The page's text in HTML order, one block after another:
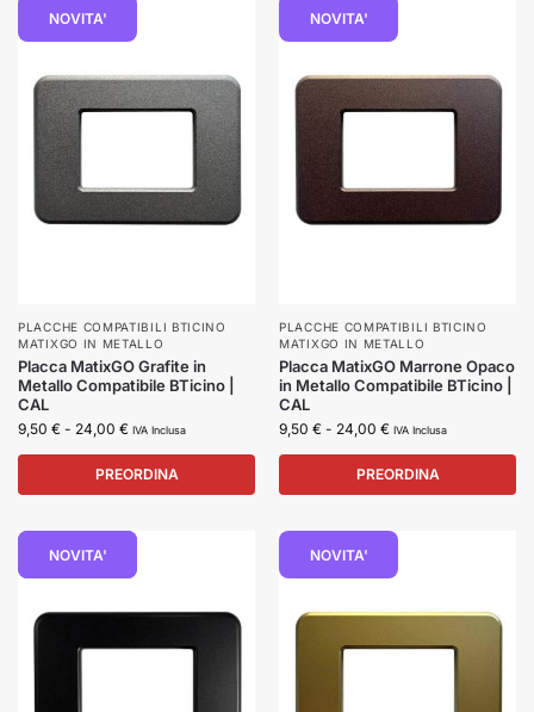
NOVITA'
PLACCHE COMPATIBILI BTICINO
MATIXGO IN METALLO
Placca MatixGO Grafite in
Metallo Compatibile BTicino |
CAL
9,50 € - 24,00 € IVA Inclusa
PREORDINA
NOVITA'
PLACCHE COMPATIBILI BTICINO
MATIXGO IN METALLO
Placca MatixGO Marrone Opaco
in Metallo Compatibile BTicino |
CAL
9,50 € - 24,00 € IVA Inclusa
PREORDINA
NOVITÀ
NOVITA' NOVITA'